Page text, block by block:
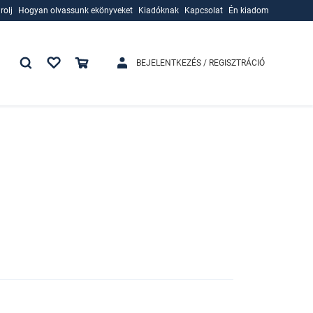
Hogyan olvassunk ekönyveket
Kiadóknak
Kapcsolat Én kiadom
BEJELENTKEZÉS / REGISZTRÁCIÓ